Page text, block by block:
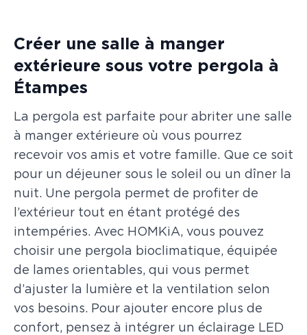
Créer une salle à manger
extérieure sous votre pergola à
Étampes
La pergola est parfaite pour abriter une salle
à manger extérieure où vous pourrez
recevoir vos amis et votre famille. Que ce soit
pour un déjeuner sous le soleil ou un dîner la
nuit. Une pergola permet de profiter de
l’extérieur tout en étant protégé des
intempéries. Avec HOMKiA, vous pouvez
choisir une pergola bioclimatique, équipée
de lames orientables, qui vous permet
d’ajuster la lumière et la ventilation selon
vos besoins. Pour ajouter encore plus de
confort, pensez à intégrer un éclairage LED